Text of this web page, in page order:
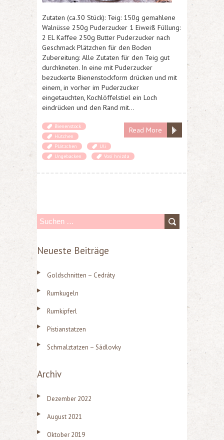
Zutaten (ca.30 Stück): Teig: 150g gemahlene
Walnüsse 250g Puderzucker 1 Eiweiß Füllung:
2 EL Kaffee 250g Butter Puderzucker nach
Geschmack Plätzchen für den Boden
Zubereitung: Alle Zutaten für den Teig gut
durchkneten. In eine mit Puderzucker
bezuckerte Bienenstockform drücken und mit
einem, in vorher im Puderzucker
eingetauchten, Kochlöffelstiel ein Loch
eindrücken und den Rand mit…
Read More
Bienenstock
Hütchen
Plätzchen
Uli
Ungebacken
Vosí hnizda
c
n
a
c
Neueste Beiträge
Goldschnitten – Cedráty
Rumkugeln
Rumkipferl
Pistianstatzen
Schmalztatzen – Sádlovky
Archiv
Dezember 2022
August 2021
Oktober 2019